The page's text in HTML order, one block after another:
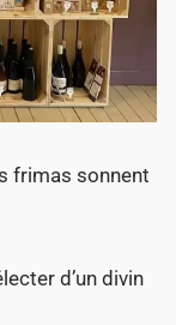
frimas sonnent
d’un divin